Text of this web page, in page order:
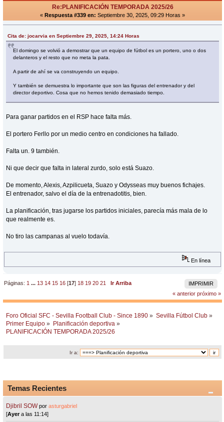
Re:PLANIFICACIÓN TEMPORADA 2025/26
« Respuesta #339 en: Septiembre 30, 2025, 09:29 Horas »
Cita de: jocarvia en Septiembre 29, 2025, 14:24 Horas
El domingo se volvió a demostrar que un equipo de fútbol es un portero, uno o dos
delanteros y el resto que no meta la pata.
A partir de ahí se va construyendo un equipo.
Y también se demuestra lo importante que son las figuras del entrenador y del
director deportivo. Cosa que no hemos tenido demasiado tiempo.
Para ganar partidos en el RSP hace falta más.
El portero Ferllo por un medio centro en condiciones ha fallado.
Falta un. 9 también.
Ni que decir que falta in lateral zurdo, solo está Suazo.
De momento, Alexis, Azpilicueta, Suazo y Odysseas muy buenos fichajes.
El entrenador, salvo el día de la entrenadotitis, bien.
La planificación, tras jugarse los partidos iniciales, parecía más mala de lo
que realmente es.
No tiro las campanas al vuelo todavía.
En línea
IMPRIMIR
Páginas: 1 ... 13 14 15 16 [17] 18 19 20 21
Ir Arriba
« anterior próximo »
Foro Oficial SFC - Sevilla Football Club - Since 1890 » Sevilla Fútbol Club »
Primer Equipo » Planificación deportiva »
PLANIFICACIÓN TEMPORADA 2025/26
Ir a:
Temas Recientes
Djibril SOW porasturgabriel
[Ayera las 11:14]